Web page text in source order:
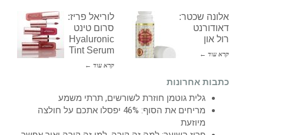
לוריאל פריז:
סרום טינט
Hyaluronic
Tint Serum
קרא עוד ←
אלונה שכטר:
דאודורנט
רול און
קרא עוד ←
כתבות אחרונות
גלית גוטמן חוזרת לשורשים, תרתי משמע
מריחים את הסוף: 46% יפסלו אתכם על חולצה
מיוזעת